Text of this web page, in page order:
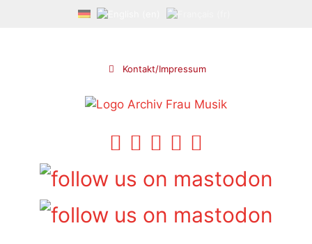
Kontakt/Impressum